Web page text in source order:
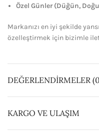
Özel Günler (Düğün,
Markanızı en iyi şekilde
özelleştirmek için bizimle
DEĞERLENDIRMELER
KARGO VE ULAŞIM